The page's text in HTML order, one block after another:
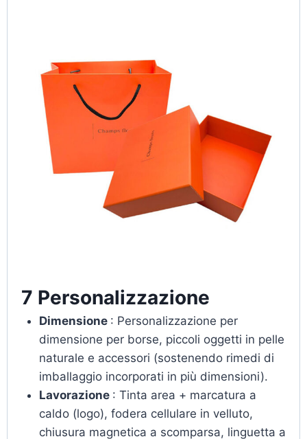
7 Personalizzazione
Dimensione : Personalizzazione per
dimensione per borse, piccoli oggetti in pelle
naturale e accessori (sostenendo rimedi di
imballaggio incorporati in più dimensioni).
Lavorazione : Tinta area + marcatura a
caldo (logo), fodera cellulare in velluto,
chiusura magnetica a scomparsa, linguetta a